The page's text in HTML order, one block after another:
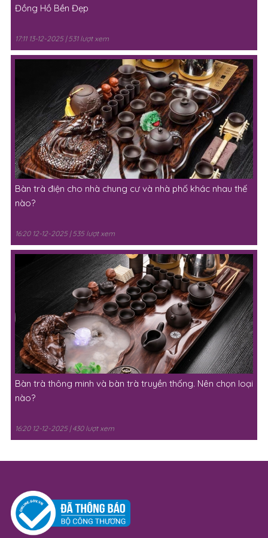
Hộp Đựng Đồng Hồ Cơ Chuyên Dụng: Giải Pháp Lưu Giữ
17:11 13-12-2025 | 531 lượt xem
Bàn trà điện cho nhà chung cư và nhà phố khác nhau thế
16:20 12-12-2025 | 535 lượt xem
Bàn trà thông minh và bàn trà truyền thống. Nên chọn loại